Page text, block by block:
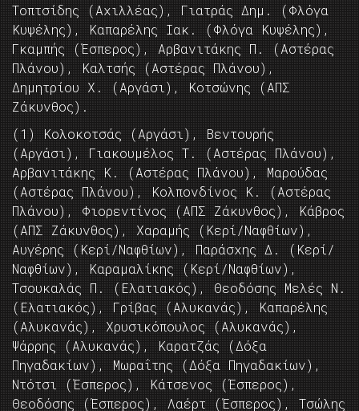
Τοπτσίδης (Αχιλλέας), Γιατράς Δημ. (Φλόγα
Κυψέλης), Καπαρέλης Ιακ. (Φλόγα Κυψέλης),
Γκαμπής (Έσπερος), Αρβανιτάκης Π. (Αστέρας
Πλάνου), Καλτσής (Αστέρας Πλάνου),
Δημητρίου Χ. (Αργάσι), Κοτσώνης (ΑΠΣ
Ζάκυνθος).
(1) Κολοκοτσάς (Αργάσι), Βεντουρής
(Αργάσι), Γιακουμέλος Τ. (Αστέρας Πλάνου),
Αρβανιτάκης Κ. (Αστέρας Πλάνου), Μαρούδας
(Αστέρας Πλάνου), Κολπονδίνος Κ. (Αστέρας
Πλάνου), Φιορεντίνος (ΑΠΣ Ζάκυνθος), Κάβρος
(ΑΠΣ Ζάκυνθος), Χαραμής (Κερί/Ναφθίων),
Αυγέρης (Κερί/Ναφθίων), Παράσχης Δ. (Κερί/
Ναφθίων), Καραμαλίκης (Κερί/Ναφθίων),
Τσουκαλάς Π. (Ελατιακός), Θεοδόσης Μελές Ν.
(Ελατιακός), Γρίβας (Αλυκανάς), Καπαρέλης
(Αλυκανάς), Χρυσικόπουλος (Αλυκανάς),
Ψάρρης (Αλυκανάς), Καρατζάς (Δόξα
Πηγαδακίων), Μωραΐτης (Δόξα Πηγαδακίων),
Ντότσι (Έσπερος), Κάτσενος (Έσπερος),
Θεοδόσης (Έσπερος), Λαέρτ (Έσπερος), Τσώλης